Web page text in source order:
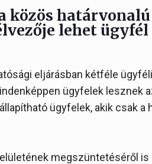
közös
lehet ügyfél
eljárásban kétféle
ügyfelek lesznek
ügyfelek, akik csak a
megszüntetéséről is